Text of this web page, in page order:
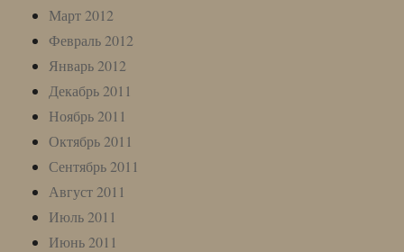
Март 2012
Февраль 2012
Январь 2012
Декабрь 2011
Ноябрь 2011
Октябрь 2011
Сентябрь 2011
Август 2011
Июль 2011
Июнь 2011